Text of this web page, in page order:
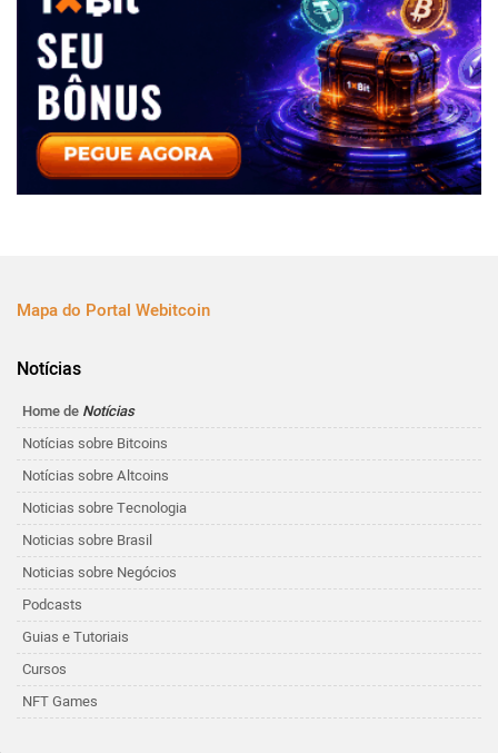
Mapa do Portal Webitcoin
Notícias
Home de Notícias
Notícias sobre Bitcoins
Notícias sobre Altcoins
Noticias sobre Tecnologia
Noticias sobre Brasil
Noticias sobre Negócios
Podcasts
Guias e Tutoriais
Cursos
NFT Games